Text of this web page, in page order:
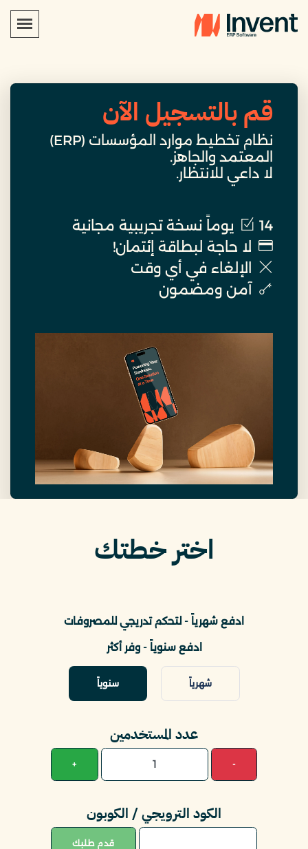
قم بالتسجيل الآن
نظام تخطيط موارد المؤسسات (ERP)
المعتمد والجاهز.
لا داعي للانتظار.
14 يوماً نسخة تجريبية مجانية
لا حاجة لبطاقة إئتمان!
الإلغاء في أي وقت
آمن ومضمون
اختر خطتك
ادفع شهرياً - لتحكم تدريجي للمصروفات
ادفع سنوياً - وفر أكثر
شهرياً سنوياً
عدد المستخدمين
-
+
الكود الترويجي / الكوبون
قدم طلبك